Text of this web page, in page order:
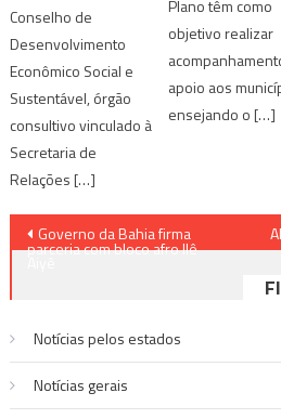
Conselho de
Desenvolvimento
Econômico Social e
Sustentável, órgão
consultivo vinculado à
Secretaria de
Relações […]
Plano têm como
objetivo realizar
apoio aos
ensejando o […]
Navegação
Governo da Bahia firma
parceria com bloco afro Ilê
Notícias pelos estados
Notí­cias gerais